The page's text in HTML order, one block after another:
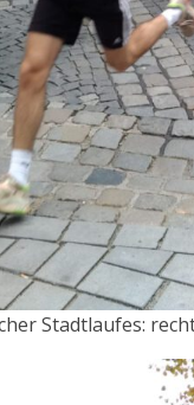
Stadtlaufes: